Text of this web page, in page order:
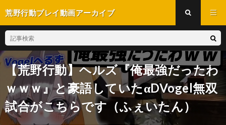
荒野行動プレイ動画アーカイブ
【荒野行動】ヘルズ『俺最強だったわ
ｗｗｗ』と豪語していたαDVogel無双
試合がこちらです（ふぇいたん）